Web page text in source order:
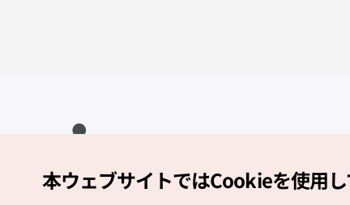
Copyright (c) Korea Tourism Organization All Rights Reserved.
サイトエラー報告
公式メール
本ウェブサイトではCookieを使用し